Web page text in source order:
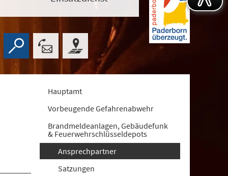
Hauptamt
Vorbeugende Gefahrenabwehr
Brandmeldeanlagen, Gebäudefunk
& Feuerwehrschlüsseldepots
Ansprechpartner
Satzungen